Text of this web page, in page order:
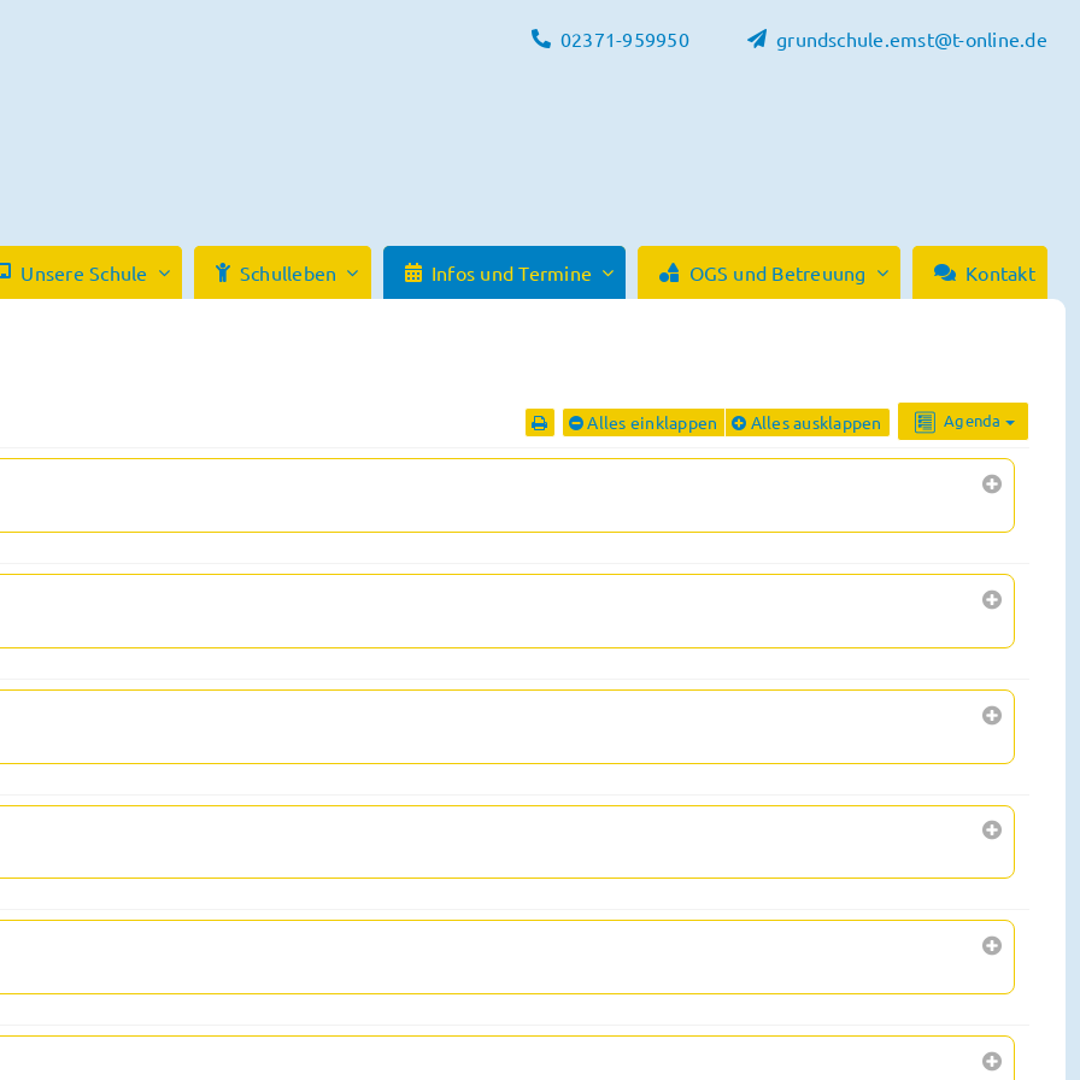
02371-959950 grundschule.emst@t-online.de
Unsere Schule Schulleben Infos und Termine OGS und Betreuung Kontakt
Agenda
Alles einklappen Alles ausklappen